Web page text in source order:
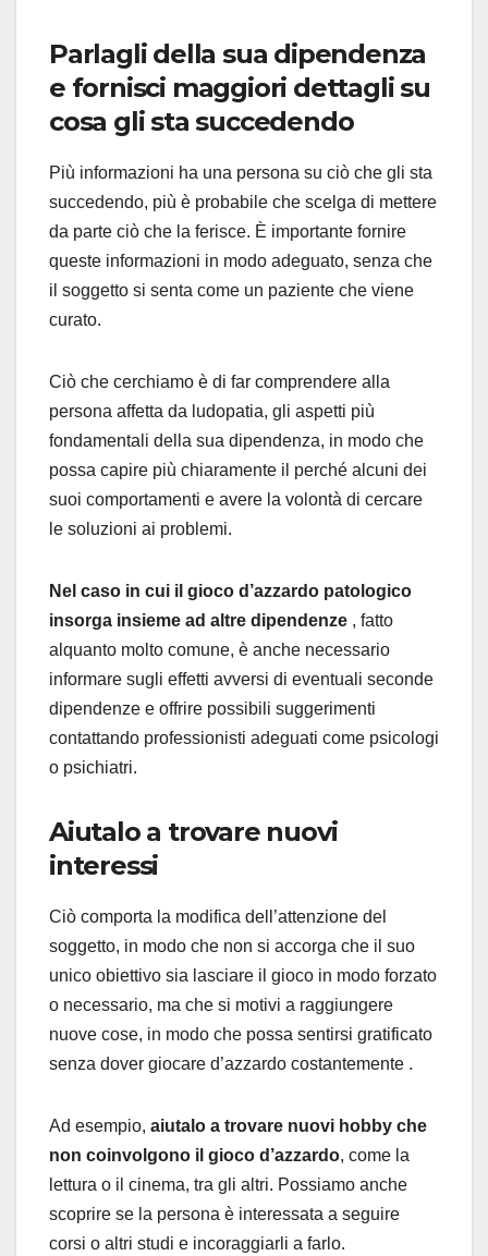
Parlagli della sua dipendenza
e fornisci maggiori dettagli su
cosa gli sta succedendo
Più informazioni ha una persona su ciò che gli sta
succedendo, più è probabile che scelga di mettere
da parte ciò che la ferisce. È importante fornire
queste informazioni in modo adeguato, senza che
il soggetto si senta come un paziente che viene
curato.
Ciò che cerchiamo è di far comprendere alla
persona affetta da ludopatia, gli aspetti più
fondamentali della sua dipendenza, in modo che
possa capire più chiaramente il perché alcuni dei
suoi comportamenti e avere la volontà di cercare
le soluzioni ai problemi.
Nel caso in cui il gioco d’azzardo patologico
insorga insieme ad altre dipendenze , fatto
alquanto molto comune, è anche necessario
informare sugli effetti avversi di eventuali seconde
dipendenze e offrire possibili suggerimenti
contattando professionisti adeguati come psicologi
o psichiatri.
Aiutalo a trovare nuovi
interessi
Ciò comporta la modifica dell’attenzione del
soggetto, in modo che non si accorga che il suo
unico obiettivo sia lasciare il gioco in modo forzato
o necessario, ma che si motivi a raggiungere
nuove cose, in modo che possa sentirsi gratificato
senza dover giocare d’azzardo costantemente .
Ad esempio, aiutalo a trovare nuovi hobby che
non coinvolgono il gioco d’azzardo, come la
lettura o il cinema, tra gli altri. Possiamo anche
scoprire se la persona è interessata a seguire
corsi o altri studi e incoraggiarli a farlo.